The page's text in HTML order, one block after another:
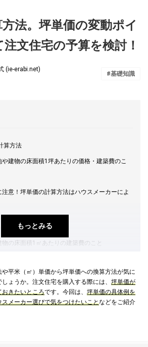
法。坪単価の変動ポイ
文住宅の予算を検討！
(ie-erabi.net)
基礎知識
もっとみる
算方法
建物の床面積1坪あたりの価格・建築費のこ
意！坪単価の計算方法はハウスメーカーによ
換算する計算方法
の床面積1㎡あたりの建築費のこと
イント
積が小さいほど坪単価は割高になる
平米（㎡）単価から坪単価への換算方法が気に
ょうか。注文住宅を購入する際には、 坪単価が
おきたいところです。今回は、 坪単価の具体例を
メーカー選びで気をつけたいことなどをご紹介